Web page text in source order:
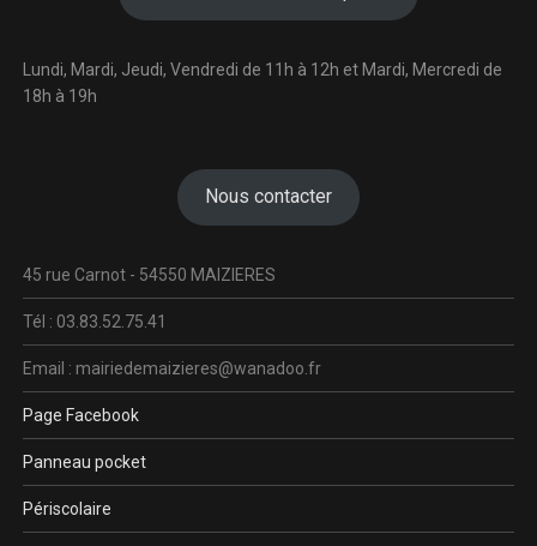
Lundi, Mardi, Jeudi, Vendredi de 11h à 12h et Mardi, Mercredi de
18h à 19h
Nous contacter
45 rue Carnot - 54550 MAIZIERES
Tél : 03.83.52.75.41
Email : mairiedemaizieres@wanadoo.fr
Page Facebook
Panneau pocket
Périscolaire